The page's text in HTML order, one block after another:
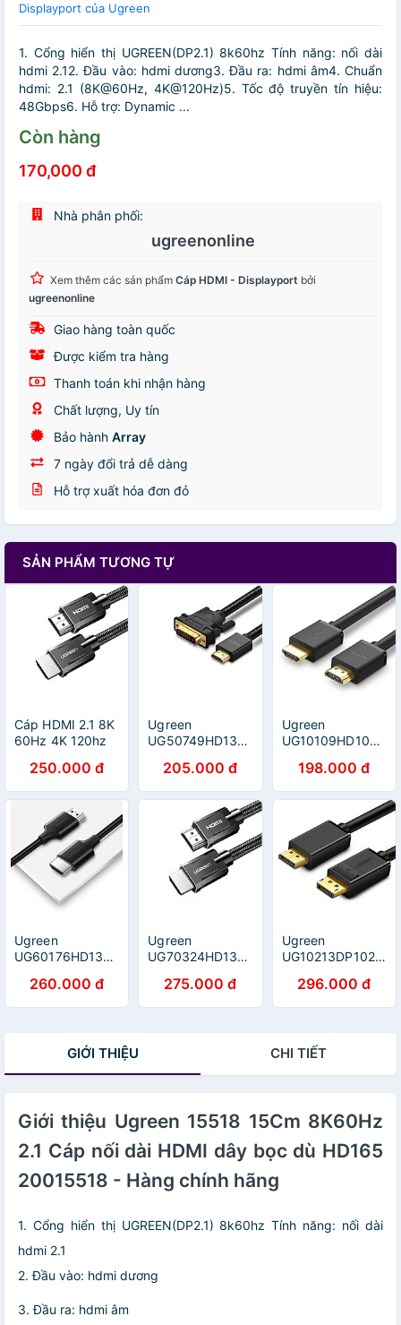
Displayport của Ugreen
1. Cổng hiển thị UGREEN(DP2.1) 8k60hz Tính năng: nối dài
hdmi 2.12. Đầu vào: hdmi dương3. Đầu ra: hdmi âm4. Chuẩn
hdmi: 2.1 (8K@60Hz, 4K@120Hz)5. Tốc độ truyền tín hiệu:
48Gbps6. Hỗ trợ: Dynamic ...
Còn hàng
170,000 đ
Nhà phân phối:
ugreenonline
Xem thêm các sản phẩm Cáp HDMI - Displayport bởi
ugreenonline
Giao hàng toàn quốc
Được kiểm tra hàng
Thanh toán khi nhận hàng
Chất lượng, Uy tín
Bảo hành Array
7 ngày đổi trả dễ dàng
Hỗ trợ xuất hóa đơn đỏ
SẢN PHẨM TƯƠNG TỰ
Cáp HDMI 2.1 8K
60Hz 4K 120hz
đen Ugreen
135MM70319HD
1M hàng chính
hãng
250.000 đ
Ugreen
UG50749HD133TK
dvi bện chống
nhiễu - HÀNG
CHÍNH HÃNG
205.000 đ
Ugreen
UG10109HD104TK
tín hiệu HDMI
chuẩn 1.4 hỗ trợ
phân giải 4K * 2K
- HÀNG CHÍNH
HÃNG
198.000 đ
Ugreen
UG60176HD134TK
tín hiệu HDMI 2.0
hỗ trợ 4K2K
260.000 đ
Ugreen
UG70324HD136TK
cáp Ultra HDMI
2.0 màu đen
275.000 đ
Ugreen
UG10213DP102TK
2 Đầu
Displayport
CHÍNH HÃNG
296.000 đ
GIỚI THIỆU CHI TIẾT
Giới thiệu Ugreen 15518 15Cm 8K60Hz
2.1 Cáp nối dài HDMI dây bọc dù HD165
20015518 - Hàng chính hãng
1. Cổng hiển thị UGREEN(DP2.1) 8k60hz Tính năng: nối dài
hdmi 2.1
2. Đầu vào: hdmi dương
3. Đầu ra: hdmi âm